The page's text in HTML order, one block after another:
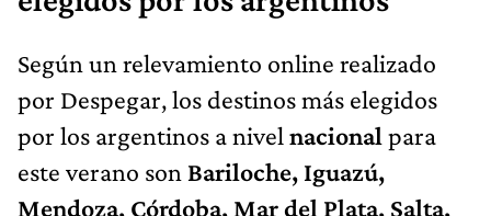
Según un relevamiento online realizado
por Despegar, los destinos más elegidos
por los argentinos a nivel nacional para
este verano son Bariloche, Iguazú,
Mendoza, Córdoba, Mar del Plata, Salta,